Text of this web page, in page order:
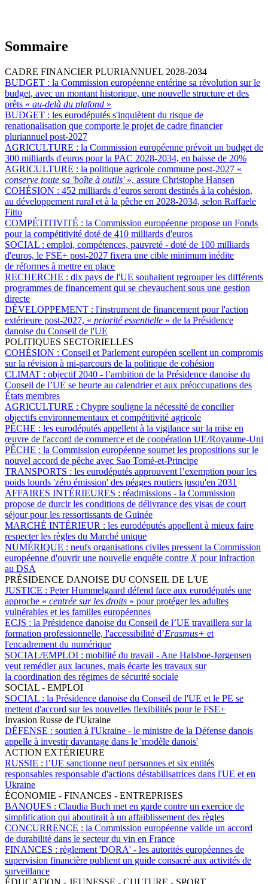
Sommaire
CADRE FINANCIER PLURIANNUEL 2028-2034
BUDGET : la Commission européenne entérine sa révolution sur le
budget, avec un montant historique, une nouvelle structure et des
prêts « au-delà du plafond »
BUDGET : les eurodéputés s'inquiètent du risque de
renationalisation que comporte le projet de cadre financier
pluriannuel post-2027
AGRICULTURE : la Commission européenne prévoit un budget de
300 milliards d'euros pour la PAC 2028-2034, en baisse de 20%
AGRICULTURE : la politique agricole commune post-2027 «
conserve toute sa 'boîte à outils' », assure Christophe Hansen
COHÉSION : 452 milliards d’euros seront destinés à la cohésion,
au développement rural et à la pêche en 2028-2034, selon Raffaele
Fitto
COMPÉTITIVITÉ : la Commission européenne propose un Fonds
pour la compétitivité doté de 410 milliards d'euros
SOCIAL : emploi, compétences, pauvreté - doté de 100 milliards
d'euros, le FSE+ post-2027 fixera une cible minimum inédite
de réformes à mettre en place
RECHERCHE : dix pays de l'UE souhaitent regrouper les différents
programmes de financement qui se chevauchent sous une gestion
directe
DÉVELOPPEMENT : l'instrument de financement pour l'action
extérieure post-2027, « priorité essentielle » de la Présidence
danoise du Conseil de l'UE
POLITIQUES SECTORIELLES
COHÉSION : Conseil et Parlement européen scellent un compromis
sur la révision à mi-parcours de la politique de cohésion
CLIMAT : objectif 2040 - l’ambition de la Présidence danoise du
Conseil de l’UE se heurte au calendrier et aux préoccupations des
États membres
AGRICULTURE : Chypre souligne la nécessité de concilier
objectifs environnementaux et compétitivité agricole
PÊCHE : les eurodéputés appellent à la vigilance sur la mise en
œuvre de l'accord de commerce et de coopération UE/Royaume-Uni
PÊCHE : la Commission européenne soumet les propositions sur le
nouvel accord de pêche avec Sao Tomé-et-Principe
TRANSPORTS : les eurodéputés approuvent l’exemption pour les
poids lourds 'zéro émission' des péages routiers jusqu'en 2031
AFFAIRES INTÉRIEURES : réadmissions - la Commission
propose de durcir les conditions de délivrance des visas de court
séjour pour les ressortissants de Guinée
MARCHÉ INTÉRIEUR : les eurodéputés appellent à mieux faire
respecter les règles du Marché unique
NUMÉRIQUE : neufs organisations civiles pressent la Commission
européenne d'ouvrir une nouvelle enquête contre Xpour infraction
au DSA
PRÉSIDENCE DANOISE DU CONSEIL DE L'UE
JUSTICE : Peter Hummelgaard défend face aux eurodéputés une
approche « centrée sur les droits » pour protéger les adultes
vulnérables et les familles européennes
ECJS : la Présidence danoise du Conseil de l’UE travaillera sur la
formation professionnelle, l'accessibilité d’Erasmus+ et
l'encadrement du numérique
SOCIAL/EMPLOI : mobilité du travail - Ane Halsboe-Jørgensen
veut remédier aux lacunes, mais écarte les travaux sur
la coordination des régimes de sécurité sociale
SOCIAL - EMPLOI
SOCIAL : la Présidence danoise du Conseil de l'UE et le PE se
mettent d'accord sur les nouvelles flexibilités pour le FSE+
Invasion Russe de l'Ukraine
DÉFENSE : soutien à l'Ukraine - le ministre de la Défense danois
appelle à investir davantage dans le 'modèle danois'
ACTION EXTÉRIEURE
RUSSIE : l’UE sanctionne neuf personnes et six entités
responsables responsable d'actions déstabilisatrices dans l'UE et en
Ukraine
ÉCONOMIE - FINANCES - ENTREPRISES
BANQUES : Claudia Buch met en garde contre un exercice de
simplification qui aboutirait à un affaiblissement des règles
CONCURRENCE : la Commission européenne valide un accord
de durabilité dans le secteur du vin en France
FINANCES : règlement 'DORA' - les autorités européennes de
supervision financière publient un guide consacré aux activités de
surveillance
ÉDUCATION - JEUNESSE - CULTURE - SPORT